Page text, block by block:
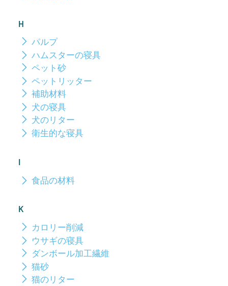
H
パルプ
ハムスターの寝具
ペット砂
ペットリッター
補助材料
犬の寝具
犬のリター
衛生的な寝具
I
食品の材料
K
カロリー削減
ウサギの寝具
ダンボール加工繊維
猫砂
猫のリター